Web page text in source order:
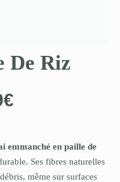
De Riz
€
emmanché en paille de
Ses fibres naturelles
même sur surfaces